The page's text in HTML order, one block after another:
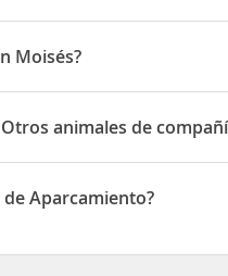
Moisés?
2.2 Carretera A Santa
animales de
animales de compañía en
Aparcamiento?